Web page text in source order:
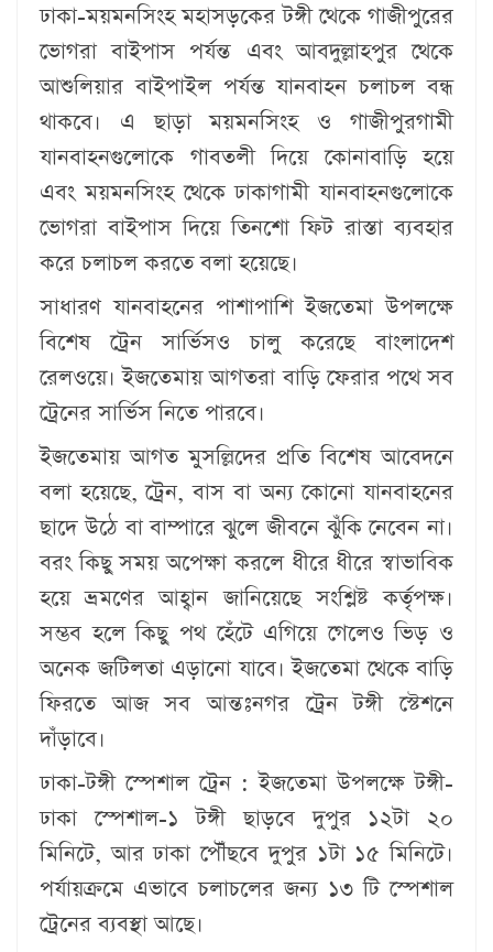
ঢাকা-ময়মনসিংহ মহাসড়কের টঙ্গী থেকে গাজীপুরের
ভোগরা বাইপাস পর্যন্ত এবং আবদুল্লাহপুর থেকে
আশুলিয়ার বাইপাইল পর্যন্ত যানবাহন চলাচল বন্ধ
থাকবে। এ ছাড়া ময়মনসিংহ ও গাজীপুরগামী
যানবাহনগুলোকে গাবতলী দিয়ে কোনাবাড়ি হয়ে
এবং ময়মনসিংহ থেকে ঢাকাগামী যানবাহনগুলোকে
ভোগরা বাইপাস দিয়ে তিনশো ফিট রাস্তা ব্যবহার
করে চলাচল করতে বলা হয়েছে।
সাধারণ যানবাহনের পাশাপাশি ইজতেমা উপলক্ষে
বিশেষ ট্রেন সার্ভিসও চালু করেছে বাংলাদেশ
রেলওয়ে। ইজতেমায় আগতরা বাড়ি ফেরার পথে সব
ট্রেনের সার্ভিস নিতে পারবে।
ইজতেমায় আগত মুসল্লিদের প্রতি বিশেষ আবেদনে
বলা হয়েছে, ট্রেন, বাস বা অন্য কোনো যানবাহনের
ছাদে উঠে বা বাম্পারে ঝুলে জীবনে ঝুঁকি নেবেন না।
বরং কিছু সময় অপেক্ষা করলে ধীরে ধীরে স্বাভাবিক
হয়ে ভ্রমণের আহ্বান জানিয়েছে সংশ্লিষ্ট কর্তৃপক্ষ।
সম্ভব হলে কিছু পথ হেঁটে এগিয়ে গেলেও ভিড় ও
অনেক জটিলতা এড়ানো যাবে। ইজতেমা থেকে বাড়ি
ফিরতে আজ সব আন্তঃনগর ট্রেন টঙ্গী স্টেশনে
দাঁড়াবে।
ঢাকা-টঙ্গী স্পেশাল ট্রেন :ইজতেমা উপলক্ষে টঙ্গী-
ঢাকা স্পেশাল-১ টঙ্গী ছাড়বে দুপুর ১২টা ২০
মিনিটে, আর ঢাকা পৌঁছবে দুপুর ১টা ১৫ মিনিটে।
পর্যায়ক্রমে এভাবে চলাচলের জন্য ১৩ টি স্পেশাল
ট্রেনের ব্যবস্থা আছে।